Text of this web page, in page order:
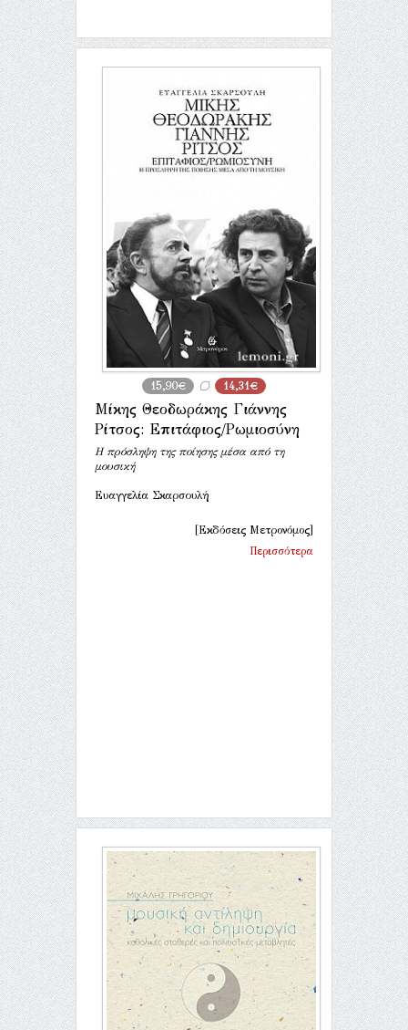
15,90€ 14,31€
Μίκης Θεοδωράκης Γιάννης
Ρίτσος: Επιτάφιος/Ρωμιοσύνη
Η πρόσληψη της ποίησης μέσα από τη
μουσική
Ευαγγελία Σκαρσουλή
[Εκδόσεις Μετρονόμος]
Περισσότερα